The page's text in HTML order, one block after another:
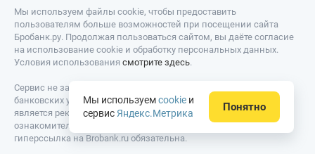
Мы используем файлы cookie, чтобы предоставить
пользователям больше возможностей при посещении сайта
Бробанк.ру. Продолжая пользоваться сайтом, вы даёте согласие
на использование cookie и обработку персональных данных.
Условия использования смотрите здесь.
Сервис не занимается деятельностью по предоставлению
банковских услуг и выдаче займов. Содержание сайта не
является рекомендацией или офертой, вся информация носит
ознакомительный характер. При использовании материалов
гиперссылка на Brobank.ru обязательна.
Мы используемcookie и
сервис Яндекс.Метрика Понятно